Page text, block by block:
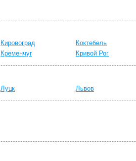
Кировоград
Коктебель
Кременчуг Кривой Рог
Луцк Львов